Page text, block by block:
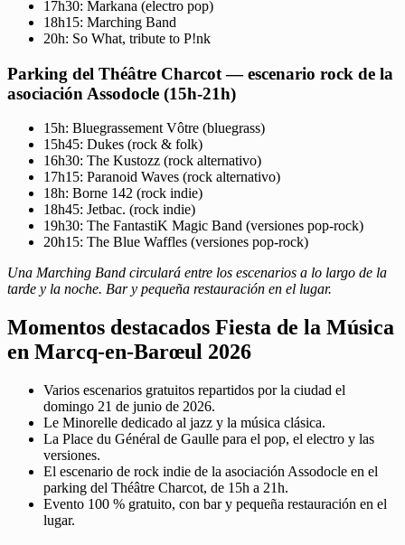
17h30: Markana (electro pop)
18h15: Marching Band
20h: So What, tribute to P!nk
Parking del Théâtre Charcot — escenario rock de la
asociación Assodocle (15h-21h)
15h: Bluegrassement Vôtre (bluegrass)
15h45: Dukes (rock & folk)
16h30: The Kustozz (rock alternativo)
17h15: Paranoid Waves (rock alternativo)
18h: Borne 142 (rock indie)
18h45: Jetbac. (rock indie)
19h30: The FantastiK Magic Band (versiones pop-rock)
20h15: The Blue Waffles (versiones pop-rock)
Una Marching Band circulará entre los escenarios a lo largo de la
tarde y la noche. Bar y pequeña restauración en el lugar.
Momentos destacados Fiesta de la Música
en Marcq-en-Barœul 2026
Varios escenarios gratuitos repartidos por la ciudad el
domingo 21 de junio de 2026.
Le Minorelle dedicado al jazz y la música clásica.
La Place du Général de Gaulle para el pop, el electro y las
versiones.
El escenario de rock indie de la asociación Assodocle en el
parking del Théâtre Charcot, de 15h a 21h.
Evento 100 % gratuito, con bar y pequeña restauración en el
lugar.